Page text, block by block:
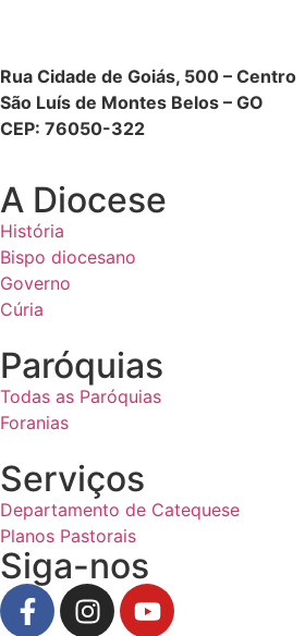
Rua Cidade de Goiás, 500 – Centro
São Luís de Montes Belos – GO
CEP: 76050-322
A Diocese
História
Bispo diocesano
Governo
Cúria
Paróquias
Todas as Paróquias
Foranias
Serviços
Departamento de Catequese
Planos Pastorais
Siga-nos